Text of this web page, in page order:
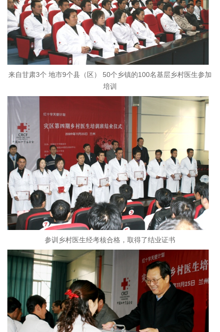
来自甘肃3个 地市9个县（区） 50个乡镇的100名基层乡村医生参加
培训
参训乡村医生经考核合格，取得了结业证书